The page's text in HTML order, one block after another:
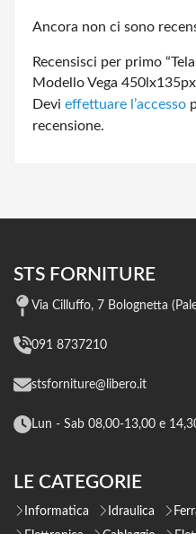
Ancora non ci sono
Recensisci per primo
Modello Vega
Devi effettuare l’accesso
recensione.
STS FORNITURE
Via Cilluffo, 7 Bolognetta
091 8737210
stsforniture@libero.it
Lun - Sab 08,00-13,00 e
LE CATEGORIE
Informatica Idraulica